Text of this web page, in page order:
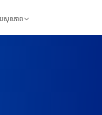
សុខភាព